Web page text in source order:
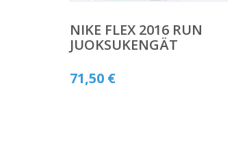
NIKE FLEX 2016 RUN
JUOKSUKENGÄT
71,50 €